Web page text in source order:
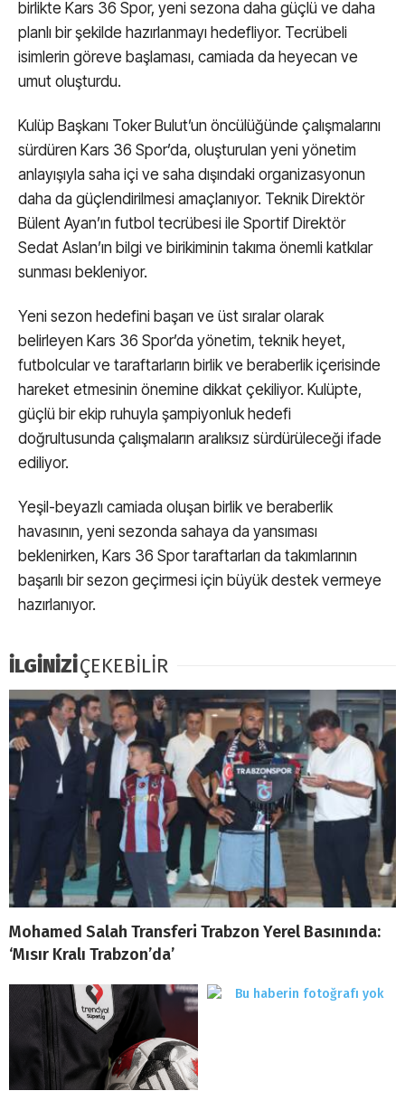
birlikte Kars 36 Spor, yeni sezona daha güçlü ve daha
planlı bir şekilde hazırlanmayı hedefliyor. Tecrübeli
isimlerin göreve başlaması, camiada da heyecan ve
umut oluşturdu.
Kulüp Başkanı Toker Bulut’un öncülüğünde çalışmalarını
sürdüren Kars 36 Spor’da, oluşturulan yeni yönetim
anlayışıyla saha içi ve saha dışındaki organizasyonun
daha da güçlendirilmesi amaçlanıyor. Teknik Direktör
Bülent Ayan’ın futbol tecrübesi ile Sportif Direktör
Sedat Aslan’ın bilgi ve birikiminin takıma önemli katkılar
sunması bekleniyor.
Yeni sezon hedefini başarı ve üst sıralar olarak
belirleyen Kars 36 Spor’da yönetim, teknik heyet,
futbolcular ve taraftarların birlik ve beraberlik içerisinde
hareket etmesinin önemine dikkat çekiliyor. Kulüpte,
güçlü bir ekip ruhuyla şampiyonluk hedefi
doğrultusunda çalışmaların aralıksız sürdürüleceği ifade
ediliyor.
Yeşil-beyazlı camiada oluşan birlik ve beraberlik
havasının, yeni sezonda sahaya da yansıması
beklenirken, Kars 36 Spor taraftarları da takımlarının
başarılı bir sezon geçirmesi için büyük destek vermeye
hazırlanıyor.
İLGİNİZİÇEKEBİLİR
Mohamed Salah Transferi Trabzon Yerel Basınında:
‘Mısır Kralı Trabzon’da’